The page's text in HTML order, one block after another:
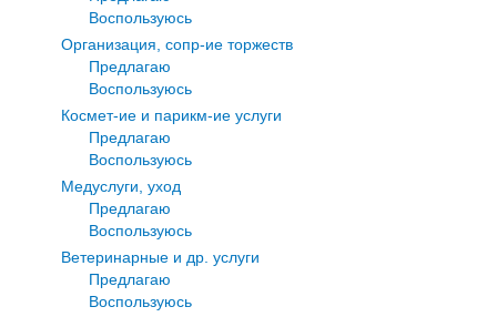
Воспользуюсь
Организация, сопр-ие торжеств
Предлагаю
Воспользуюсь
Космет-ие и парикм-ие услуги
Предлагаю
Воспользуюсь
Медуслуги, уход
Предлагаю
Воспользуюсь
Ветеринарные и др. услуги
Предлагаю
Воспользуюсь